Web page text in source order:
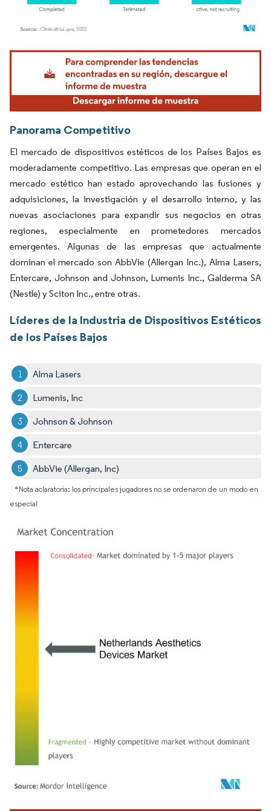
Imagen © Mordor Intelligence. El uso requiere atribución según CC BY 4.0.
Panorama Competitivo
El mercado de dispositivos estéticos de los Países Bajos es
moderadamente competitivo. Las empresas que operan en el
mercado estético han estado aprovechando las fusiones y
adquisiciones, la investigación y el desarrollo interno, y las
nuevas asociaciones para expandir sus negocios en otras
regiones, especialmente en prometedores mercados
emergentes. Algunas de las empresas que actualmente
dominan el mercado son AbbVie (Allergan Inc.), Alma Lasers,
Entercare, Johnson and Johnson, Lumenis Inc., Galderma SA
(Nestle) y Sciton Inc., entre otras.
Líderes de la Industria de Dispositivos Estéticos
de los Países Bajos
Alma Lasers
Lumenis, Inc
Johnson & Johnson
Entercare
AbbVie (Allergan, Inc)
*Nota aclaratoria: los principales jugadores no se ordenaron de un modo en
especial